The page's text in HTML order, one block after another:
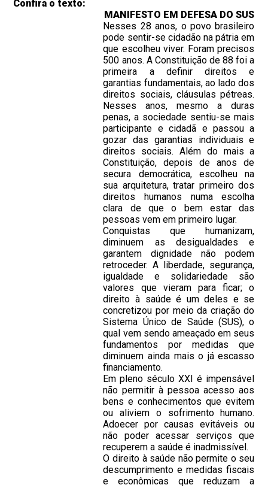
Confira o texto:
MANIFESTO EM DEFESA DO SUS
Nesses 28 anos, o povo brasileiro
pode sentir-se cidadão na pátria em
que escolheu viver. Foram precisos
500 anos. A Constituição de 88 foi a
primeira a definir direitos e
garantias fundamentais, ao lado dos
direitos sociais, cláusulas pétreas.
Nesses anos, mesmo a duras
penas, a sociedade sentiu-se mais
participante e cidadã e passou a
gozar das garantias individuais e
direitos sociais. Além do mais a
Constituição, depois de anos de
secura democrática, escolheu na
sua arquitetura, tratar primeiro dos
direitos humanos numa escolha
clara de que o bem estar das
pessoas vem em primeiro lugar.
Conquistas que humanizam,
diminuem as desigualdades e
garantem dignidade não podem
retroceder. A liberdade, segurança,
igualdade e solidariedade são
valores que vieram para ficar; o
direito à saúde é um deles e se
concretizou por meio da criação do
Sistema Único de Saúde (SUS), o
qual vem sendo ameaçado em seus
fundamentos por medidas que
diminuem ainda mais o já escasso
financiamento.
Em pleno século XXI é impensável
não permitir à pessoa acesso aos
bens e conhecimentos que evitem
ou aliviem o sofrimento humano.
Adoecer por causas evitáveis ou
não poder acessar serviços que
recuperem a saúde é inadmissível.
O direito à saúde não permite o seu
descumprimento e medidas fiscais
e econômicas que reduzam a